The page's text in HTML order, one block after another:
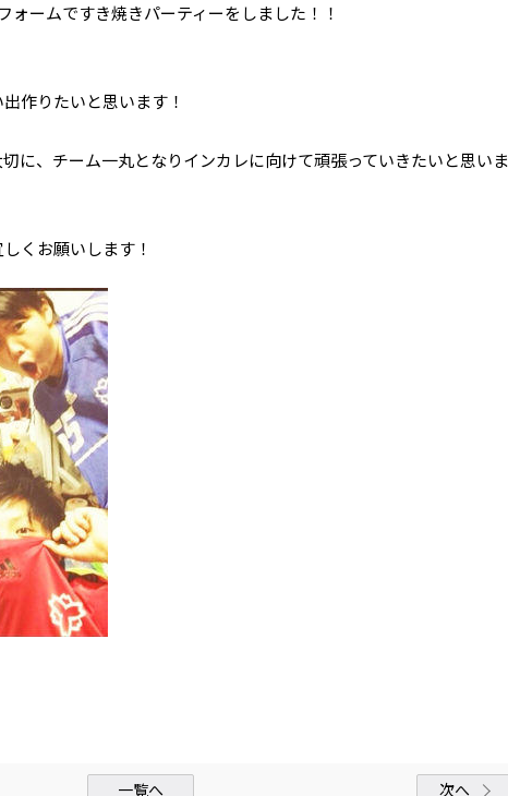
ォームですき焼きパーティーをしました！！
作りたいと思います！
に、チーム一丸となりインカレに向けて頑張っていきたいと思いま
くお願いします！
一覧へ 次へ